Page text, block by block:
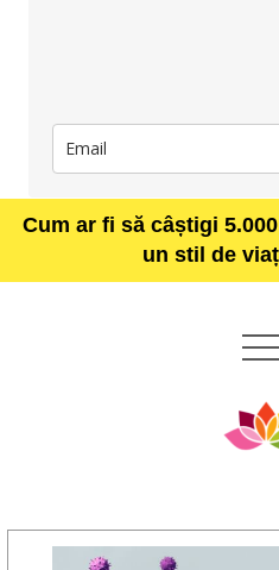
Cum ar fi să câștigi
un stil de